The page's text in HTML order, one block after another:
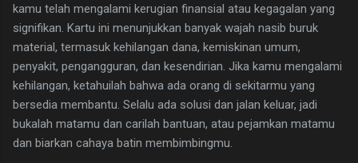
kamu telah mengalami kerugian finansial atau kegagalan yang
signifikan. Kartu ini menunjukkan banyak wajah nasib buruk
material, termasuk kehilangan dana, kemiskinan umum,
penyakit, pengangguran, dan kesendirian. Jika kamu mengalami
kehilangan, ketahuilah bahwa ada orang di sekitarmu yang
bersedia membantu. Selalu ada solusi dan jalan keluar, jadi
bukalah matamu dan carilah bantuan, atau pejamkan matamu
dan biarkan cahaya batin membimbingmu.